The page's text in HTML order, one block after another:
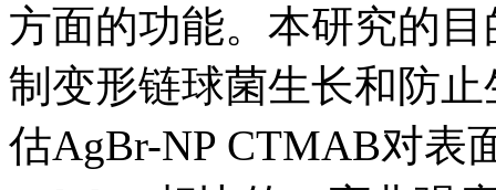
方面的功能。本研究的
制变形链球菌生长和防
估AgBr-NP CTMAB对表